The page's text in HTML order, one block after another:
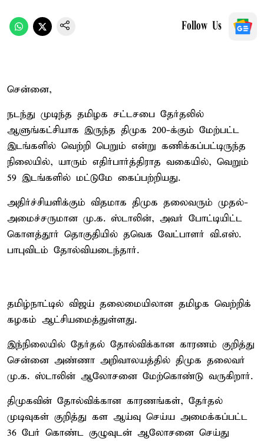
Follow Us
சென்னை,
நடந்து முடிந்த தமிழக சட்டசபை தேர்தலில்
ஆளுங்கட்சியாக இருந்த திமுக 200-க்கும் மேற்பட்ட
இடங்களில் வெற்றி பெறும் என்று கணிக்கப்பட்டிருந்த
நிலையில், யாரும் எதிர்பார்த்திராத வகையில், வெறும்
59 இடங்களில் மட்டுமே கைப்பற்றியது.
அதிர்ச்சியளிக்கும் விதமாக திமுக தலைவரும் முதல்-
அமைச்சருமான மு.க. ஸ்டாலின், அவர் போட்டியிட்ட
கொளத்தூர் தொகுதியில் தவெக வேட்பாளர் வி.எஸ்.
பாபுவிடம் தோல்வியடைந்தார்.
தமிழ்நாட்டில் விஜய் தலைமையிலான தமிழக வெற்றிக்
கழகம் ஆட்சியமைத்துள்ளது.
இந்நிலையில் தேர்தல் தோல்விக்கான காரணம் குறித்து
சென்னை அண்ணா அறிவாலயத்தில் திமுக தலைவர்
மு.க. ஸ்டாலின் ஆலோசனை மேற்கொண்டு வருகிறார்.
திமுகவின் தோல்விக்கான காரணங்கள், தேர்தல்
முடிவுகள் குறித்து கள ஆய்வு செய்ய அமைக்கப்பட்ட
36 பேர் கொண்ட குழுவுடன் ஆலோசனை செய்து